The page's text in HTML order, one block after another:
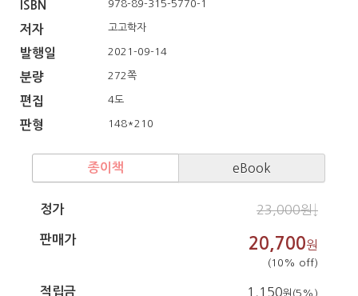
ISBN 978-89-315-5770-1
저자 고고학자
발행일 2021-09-14
분량 272쪽
편집 4도
판형 148*210
종이책 eBook
정가 23,000원↓
판매가 20,700원
(10% off)
적립금 1,150원(5%)